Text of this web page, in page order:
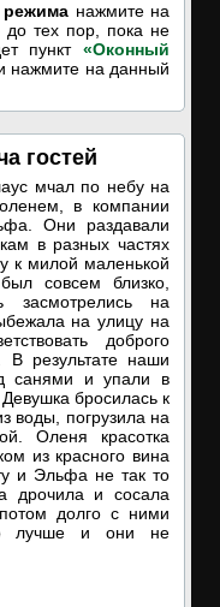
режима нажмите на
до тех пор, пока не
пункт «Оконный
нажмите на данный
гостей
мчал по небу на
в компании
Они раздавали
в разных частях
к милой маленькой
совсем близко,
на
на улицу на
доброго
В результате наши
санями и упали в
бросилась к
воды, погрузила на
Оленя красотка
из красного вина
и Эльфа не так то
дрочила и сосала
долго с ними
лучше и они не